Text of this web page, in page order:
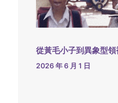
從黃毛小子到異象型
2026 年 6 月 1 日